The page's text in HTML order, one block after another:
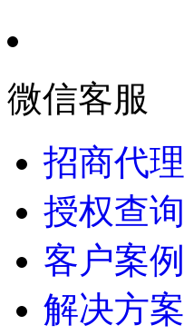
微信客服
招商代理
授权查询
客户案例
解决方案